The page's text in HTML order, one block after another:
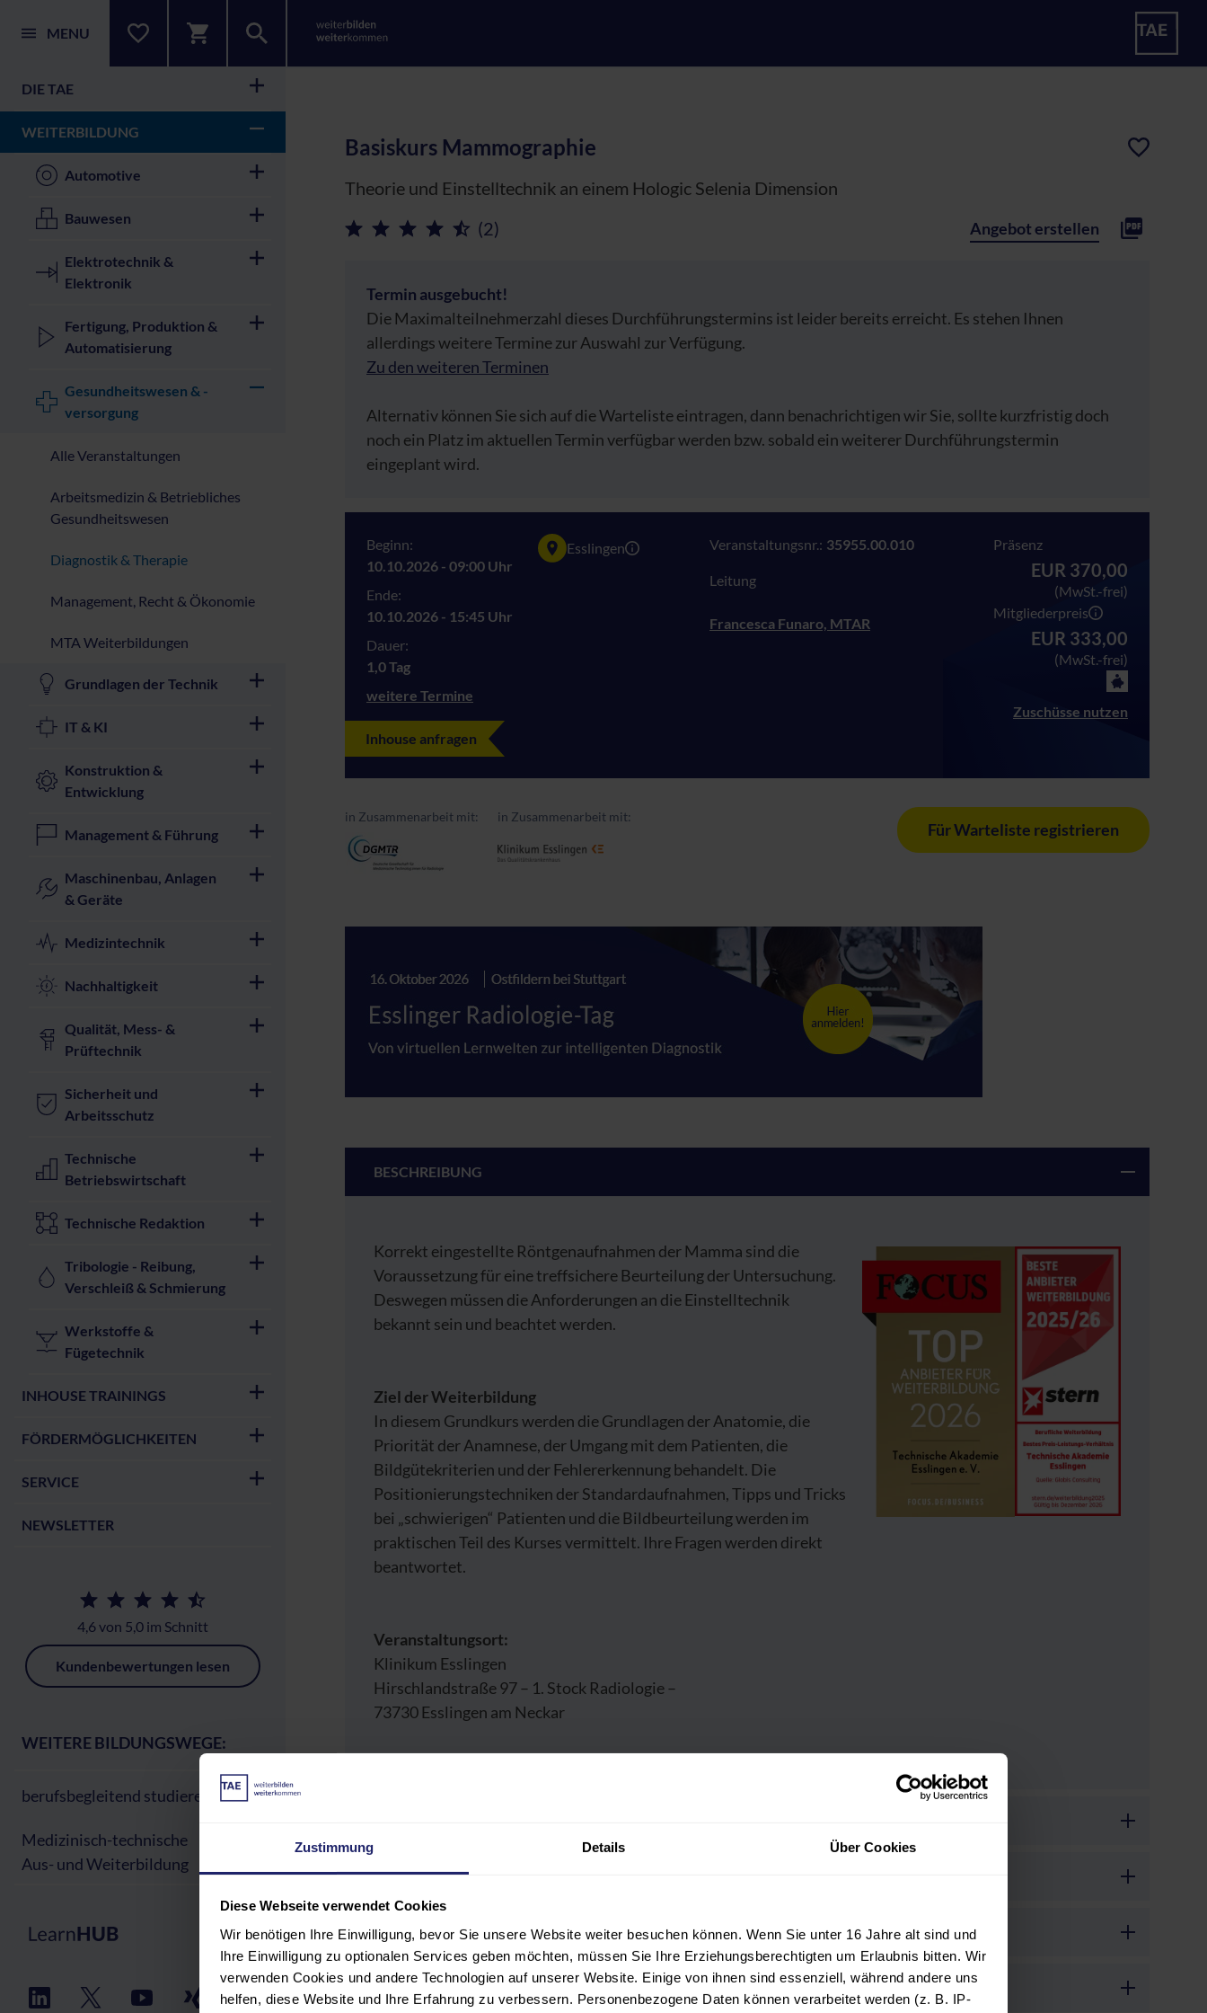
Zustimmung Details Über Cookies
Diese Webseite verwendet Cookies
Wir benötigen Ihre Einwilligung, bevor Sie unsere Website weiter besuchen können. Wenn Sie unter 16 Jahre alt sind und
Ihre Einwilligung zu optionalen Services geben möchten, müssen Sie Ihre Erziehungsberechtigten um Erlaubnis bitten. Wir
verwenden Cookies und andere Technologien auf unserer Website. Einige von ihnen sind essenziell, während andere uns
helfen, diese Website und Ihre Erfahrung zu verbessern. Personenbezogene Daten können verarbeitet werden (z. B. IP-
MENU
DIE TAE
WEITERBILDUNG
Automotive
Bauwesen
Elektrotechnik &
Elektronik
Fertigung, Produktion &
Automatisierung
Gesundheitswesen & -
versorgung
Alle Veranstaltungen
Arbeitsmedizin & Betriebliches
Gesundheitswesen
Diagnostik & Therapie
Management, Recht & Ökonomie
MTA Weiterbildungen
Grundlagen der Technik
IT & KI
Konstruktion &
Entwicklung
Management & Führung
Maschinenbau, Anlagen
& Geräte
Medizintechnik
Nachhaltigkeit
Qualität, Mess- &
Prüftechnik
Sicherheit und
Arbeitsschutz
Technische
Betriebswirtschaft
Technische Redaktion
Tribologie - Reibung,
Verschleiß & Schmierung
Werkstoffe &
Fügetechnik
INHOUSE TRAININGS
FÖRDERMÖGLICHKEITEN
SERVICE
NEWSLETTER
4,6 von 5,0 im Schnitt
Kundenbewertungen lesen
WEITERE BILDUNGSWEGE:
berufsbegleitend studieren
Medizinisch-technische
Aus- und Weiterbildung
Basiskurs Mammographie
Theorie und Einstelltechnik an einem Hologic Selenia Dimension
(2)
Angebot erstellen
Termin ausgebucht!
Die Maximalteilnehmerzahl dieses Durchführungstermins ist leider bereits erreicht. Es stehen Ihnen
allerdings weitere Termine zur Auswahl zur Verfügung.
Zu den weiteren Terminen
Alternativ können Sie sich auf die Warteliste eintragen, dann benachrichtigen wir Sie, sollte kurzfristig doch
noch ein Platz im aktuellen Termin verfügbar werden bzw. sobald ein weiterer Durchführungstermin
eingeplant wird.
Beginn:
10.10.2026 - 09:00 Uhr
Ende:
10.10.2026 - 15:45 Uhr
Dauer:
1,0 Tag
weitere Termine
Esslingen Veranstaltungsnr.: 35955.00.010
Leitung
Francesca Funaro, MTAR
Präsenz
EUR 370,00
(MwSt.-frei)
Mitgliederpreis
EUR 333,00
(MwSt.-frei)
Zuschüsse nutzen
Inhouse anfragen
Für Warteliste registrieren
in Zusammenarbeit mit: in Zusammenarbeit mit:
BESCHREIBUNG
Korrekt eingestellte Röntgenaufnahmen der Mamma sind die
Voraussetzung für eine treffsichere Beurteilung der Untersuchung.
Deswegen müssen die Anforderungen an die Einstelltechnik
bekannt sein und beachtet werden.
Ziel der Weiterbildung
In diesem Grundkurs werden die Grundlagen der Anatomie, die
Priorität der Anamnese, der Umgang mit dem Patienten, die
Bildgütekriterien und der Fehlererkennung behandelt. Die
Positionierungstechniken der Standardaufnahmen, Tipps und Tricks
bei „schwierigen“ Patienten und die Bildbeurteilung werden im
praktischen Teil des Kurses vermittelt. Ihre Fragen werden direkt
beantwortet.
Veranstaltungsort:
Klinikum Esslingen
Hirschlandstraße 97 – 1. Stock Radiologie –
73730 Esslingen am Neckar
TEILNEHMER:INNENKREIS
REFERENT:INNEN
VERANSTALTUNGSORT UND HOTEL